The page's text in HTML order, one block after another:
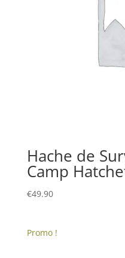
Hache de
Camp
€49.90
Promo !